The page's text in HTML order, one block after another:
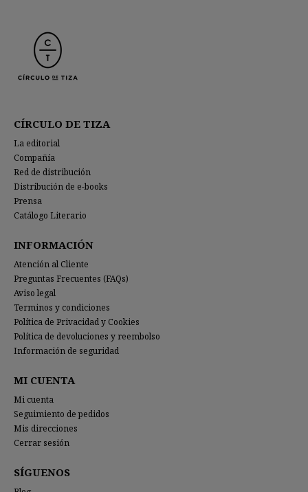
CÍRCULO DE TIZA
La editorial
Compañía
Red de distribución
Distribución de e-books
Prensa
Catálogo Literario
INFORMACIÓN
Atención al Cliente
Preguntas Frecuentes (FAQs)
Aviso legal
Terminos y condiciones
Política de Privacidad y Cookies
Política de devoluciones y reembolso
Información de seguridad
MI CUENTA
Mi cuenta
Seguimiento de pedidos
Mis direcciones
Cerrar sesión
SÍGUENOS